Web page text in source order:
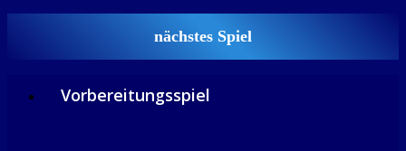
nächstes Spiel
Vorbereitungsspiel